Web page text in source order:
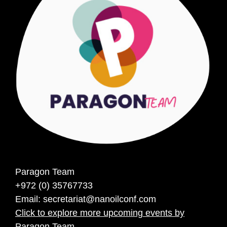
Paragon Team
+972 (0) 35767733
Email: secretariat@nanoilconf.com
Click to explore more upcoming events by